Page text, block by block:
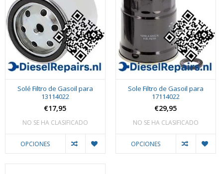
Solé Filtro de Gasoil para
13114022
€17,95
NO SE HA CLASIFICADO
OPCIONES
Sole Filtro de Gasoil para
17114022
€29,95
NO SE HA CLASIFICADO
OPCIONES